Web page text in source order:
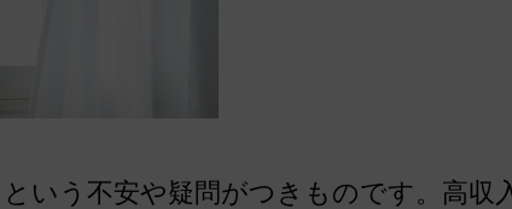
いう不安や疑問がつきものです。高収